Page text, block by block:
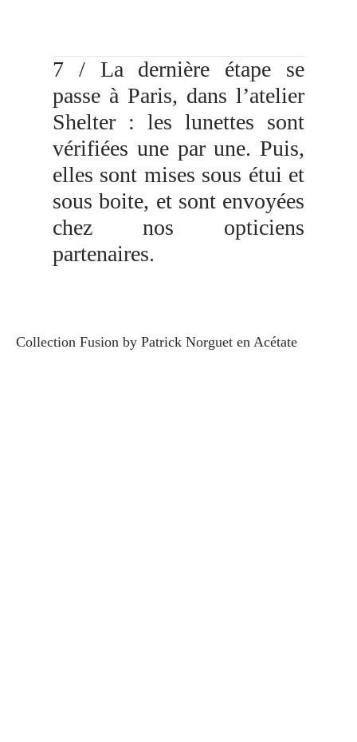
7 / La dernière étape se
passe à Paris, dans l’atelier
Shelter : les lunettes sont
vérifiées une par une. Puis,
elles sont mises sous étui et
sous boite, et sont envoyées
chez nos opticiens
partenaires.
Collection Fusion by Patrick Norguet en Acétate